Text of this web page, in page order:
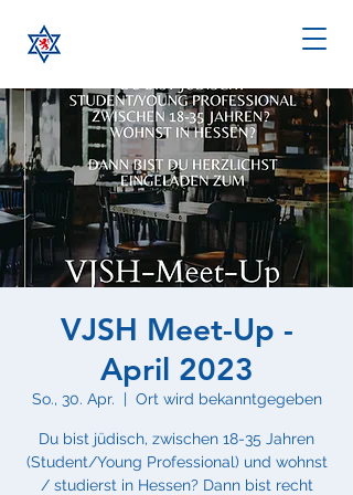
VJSH Meet-Up -
April 2023
So., 30. Apr.
  |
Ort wird bekanntgegeben
Du bist jüdisch, zwischen 18-35 Jahren
(Student/Young Professional) und wohnst
/ studierst in Hessen? Dann bist recht